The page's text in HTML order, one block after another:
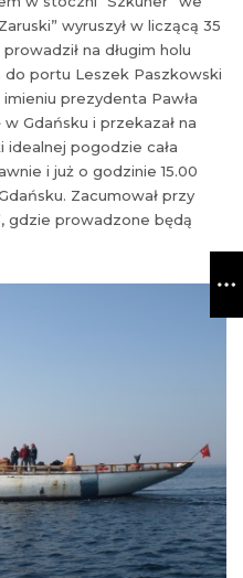
wyruszył w liczącą 35
na długim holu
portu Leszek Paszkowski
prezydenta Pawła
Gdańsku i przekazał na
idealnej pogodzie cała
i już o godzinie 15.00
Zacumował przy
gdzie prowadzone będą